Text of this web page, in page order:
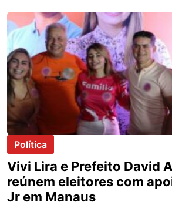
Política
Vivi Lira e Prefeito David
reúnem eleitores com
Jr em Manaus